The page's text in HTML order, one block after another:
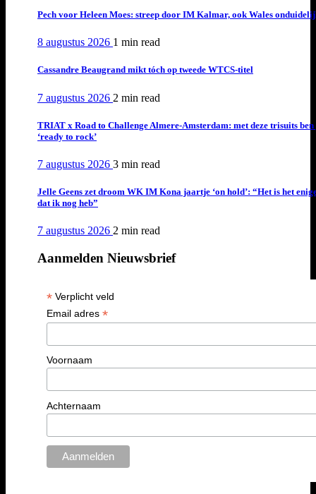
Pech voor Heleen Moes: streep door IM Kalmar, ook Wales
8 augustus 2026 1 min read
Cassandre Beaugrand mikt tóch op tweede WTCS-titel
7 augustus 2026 2 min read
TRIAT x Road to Challenge Almere-Amsterdam: met deze trisuits ben
‘ready to rock’
7 augustus 2026 3 min read
Jelle Geens zet droom WK IM Kona jaartje ‘on hold’: “Het is het
dat ik nog heb”
7 augustus 2026 2 min read
Aanmelden Nieuwsbrief
*Verplicht veld
Email adres *
Voornaam
Achternaam